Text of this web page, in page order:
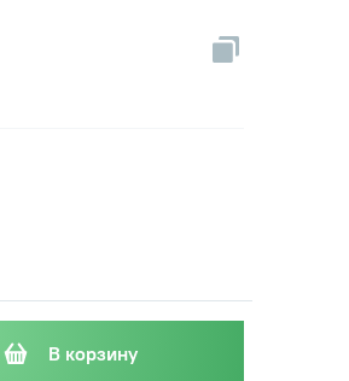
В корзину